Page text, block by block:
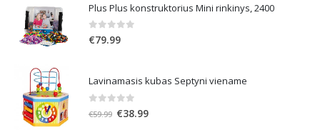
€21.99. €13.19.
Plus Plus konstruktorius Mini rinkinys, 2400
0out of 5
€79.99
Lavinamasis kubas Septyni viename
out of 5
€59.99 Original
€38.99Current